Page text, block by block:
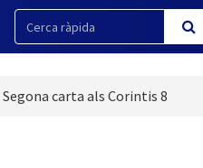
Segona carta als Corintis 8